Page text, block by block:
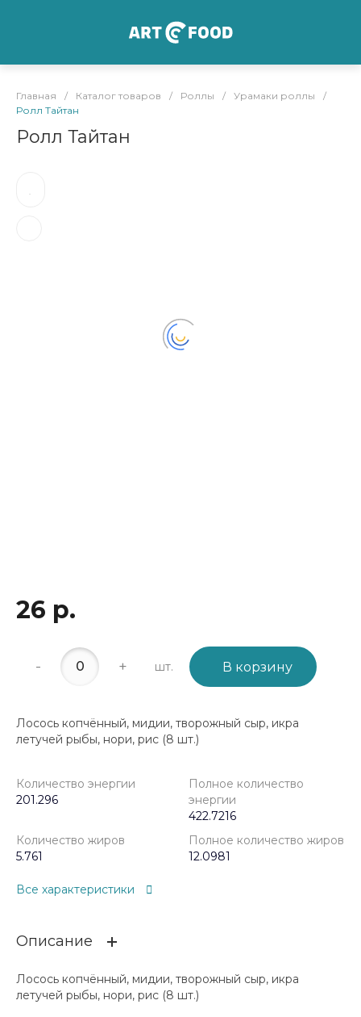
Главная / Каталог товаров / Роллы / Урамаки роллы
/
Ролл Тайтан
Ролл Тайтан
26 р.
- + шт. В корзину
Лосось копчённый, мидии, творожный сыр, икра
летучей рыбы, нори, рис (8 шт.)
Количество энергии
201.296
Полное количество
энергии
422.7216
Количество жиров
5.761
Полное количество жиров
12.0981
Все характеристики
Описание
Лосось копчённый, мидии, творожный сыр, икра
летучей рыбы, нори, рис (8 шт.)